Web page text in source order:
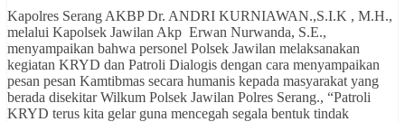
Kapolres Serang AKBP Dr. ANDRI KURNIAWAN.,S.I.K , M.H.,
melalui Kapolsek Jawilan Akp Erwan Nurwanda, S.E.,
menyampaikan bahwa personel Polsek Jawilan melaksanakan
kegiatan KRYD dan Patroli Dialogis dengan cara menyampaikan
pesan pesan Kamtibmas secara humanis kepada masyarakat yang
berada disekitar Wilkum Polsek Jawilan Polres Serang., “Patroli
KRYD terus kita gelar guna mencegah segala bentuk tindak